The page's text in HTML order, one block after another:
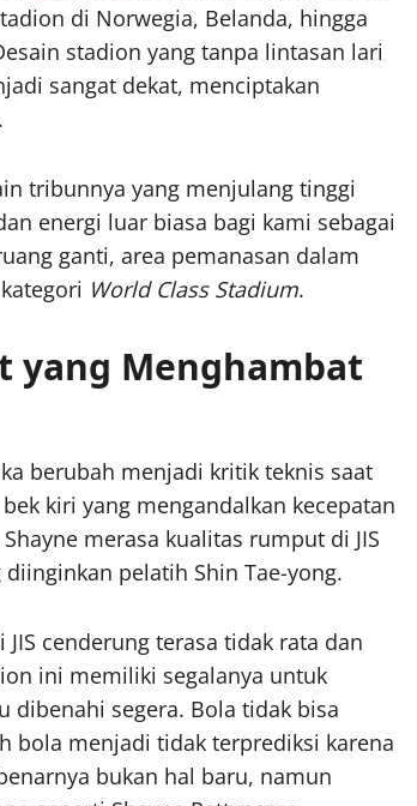
di Norwegia, Belanda, hingga
stadion yang tanpa lintasan lari
sangat dekat, menciptakan
tribunnya yang menjulang tinggi
energi luar biasa bagi kami sebagai
ganti, area pemanasan dalam
World Class Stadium.
yang Menghambat
berubah menjadi kritik teknis saat
kiri yang mengandalkan kecepatan
Shayne merasa kualitas rumput di JIS
pelatih Shin Tae-yong.
cenderung terasa tidak rata dan
ini memiliki segalanya untuk
dibenahi segera. Bola tidak bisa
bola menjadi tidak terprediksi karena
bukan hal baru, namun